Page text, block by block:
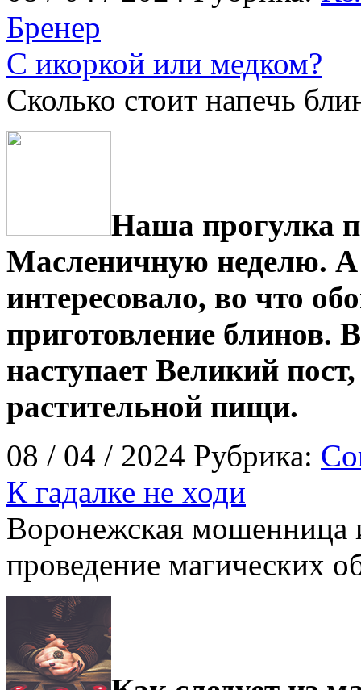
Бренер
С икоркой или медком?
Сколько стоит напечь
Наша прогулка
Масленичную неделю. А
интересовало, во что
приготовление блинов.
наступает Великий
растительной пищи.
08 / 04 / 2024 Рубрика:
К гадалке не ходи
Воронежская мошенница
проведение магических